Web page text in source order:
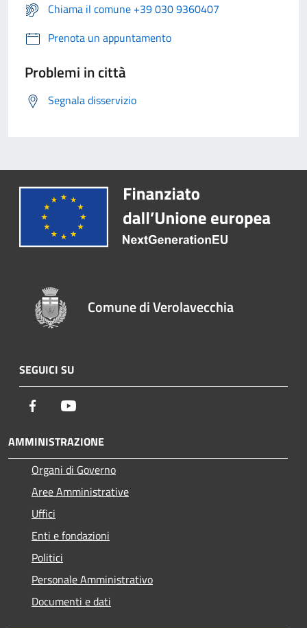
Chiama il comune +39 030 9360407
Prenota un appuntamento
Problemi in città
Segnala disservizio
Comune di Verolavecchia
SEGUICI SU
Facebook
AMMINISTRAZIONE
Organi di Governo
Aree Amministrative
Uffici
Enti e fondazioni
Politici
Personale Amministrativo
Documenti e dati